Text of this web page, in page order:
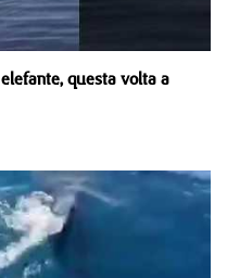
questa volta a